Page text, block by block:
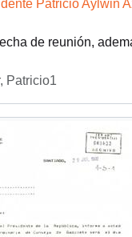
Patricio Aylwin
de reunión,
Patricio1